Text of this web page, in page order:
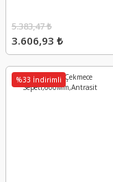
3.606,93 ₺
5.383,47 ₺
%33 İndirimli